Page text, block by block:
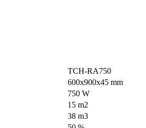
TCH-RA750
600х900х45 mm
750 W
15 m2
38 m3